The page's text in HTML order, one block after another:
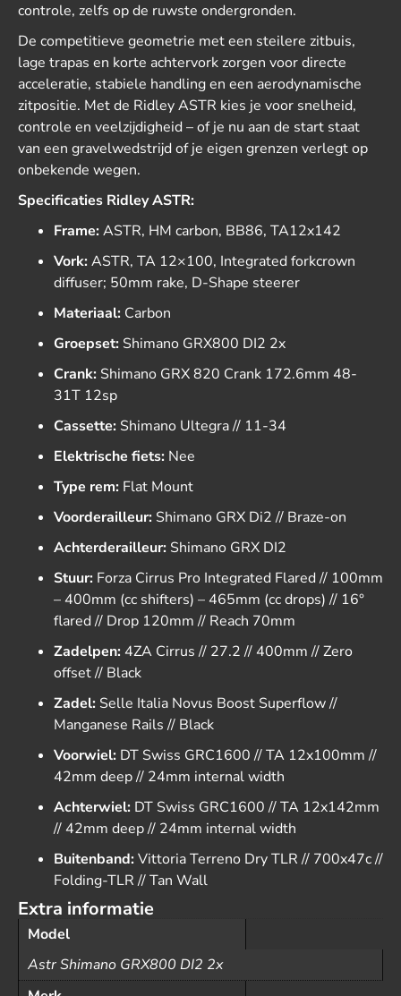
controle, zelfs op de ruwste ondergronden.
De competitieve geometrie met een steilere zitbuis,
lage trapas en korte achtervork zorgen voor directe
acceleratie, stabiele handling en een aerodynamische
zitpositie. Met de Ridley ASTR kies je voor snelheid,
controle en veelzijdigheid – of je nu aan de start staat
van een gravelwedstrijd of je eigen grenzen verlegt op
onbekende wegen.
Specificaties Ridley ASTR:
Frame: ASTR, HM carbon, BB86, TA12x142
Vork: ASTR, TA 12×100, Integrated forkcrown
diffuser; 50mm rake, D-Shape steerer
Materiaal: Carbon
Groepset: Shimano GRX800 DI2 2x
Crank: Shimano GRX 820 Crank 172.6mm 48-
31T 12sp
Cassette: Shimano Ultegra // 11-34
Elektrische fiets: Nee
Type rem: Flat Mount
Voorderailleur: Shimano GRX Di2 // Braze-on
Achterderailleur: Shimano GRX DI2
Stuur: Forza Cirrus Pro Integrated Flared // 100mm
– 400mm (cc shifters) – 465mm (cc drops) // 16°
flared // Drop 120mm // Reach 70mm
Zadelpen: 4ZA Cirrus // 27.2 // 400mm // Zero
offset // Black
Zadel: Selle Italia Novus Boost Superflow //
Manganese Rails // Black
Voorwiel: DT Swiss GRC1600 // TA 12x100mm //
42mm deep // 24mm internal width
Achterwiel: DT Swiss GRC1600 // TA 12x142mm
// 42mm deep // 24mm internal width
Buitenband: Vittoria Terreno Dry TLR // 700x47c //
Folding-TLR // Tan Wall
Extra informatie
Model
Astr Shimano GRX800 DI2 2x